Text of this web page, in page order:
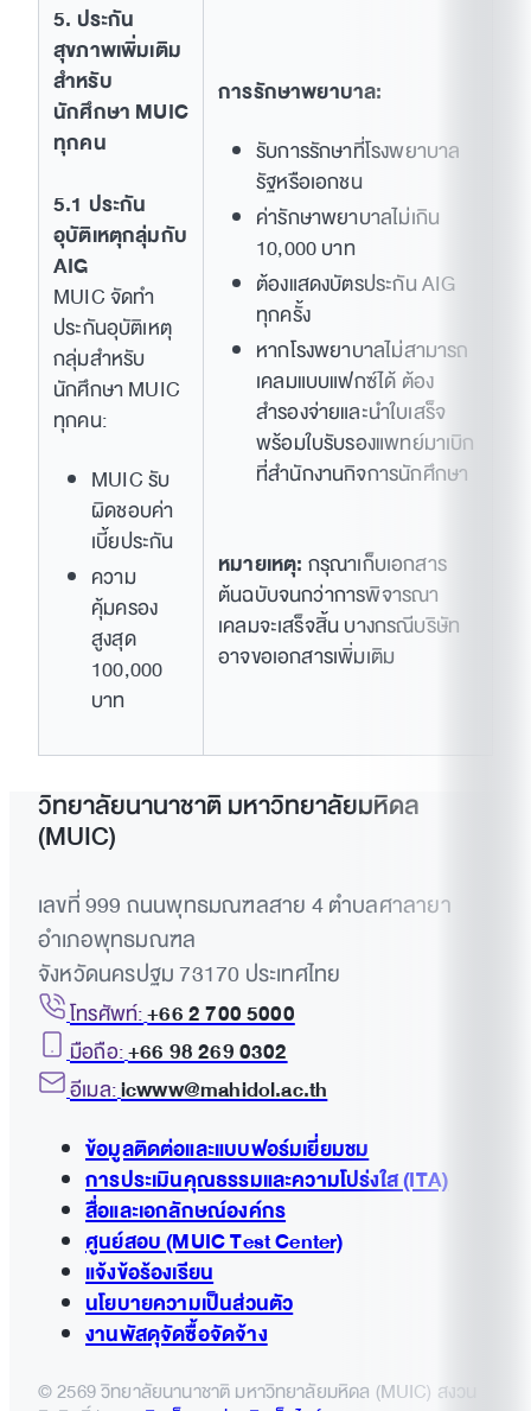
5. ประกัน
สุขภาพเพิ่มเติม
สำหรับ
นักศึกษา MUIC
ทุกคน
5.1 ประกัน
อุบัติเหตุกลุ่มกับ
AIG
MUIC จัดทำ
ประกันอุบัติเหตุ
กลุ่มสำหรับ
นักศึกษา MUIC
ทุกคน:
MUIC รับ
ผิดชอบค่า
เบี้ยประกัน
ความ
คุ้มครอง
สูงสุด
100,000
บาท
การรักษาพยาบาล:
รับการรักษาที่โรงพยาบาล
รัฐหรือเอกชน
ค่ารักษาพยาบาลไม่เกิน
10,000 บาท
ต้องแสดงบัตรประกัน AIG
ทุกครั้ง
หากโรงพยาบาลไม่สามารถ
เคลมแบบแฟกซ์ได้ ต้อง
สำรองจ่ายและนำใบเสร็จ
พร้อมใบรับรองแพทย์มาเบิก
ที่สำนักงานกิจการนักศึกษา
หมายเหตุ: กรุณาเก็บเอกสาร
ต้นฉบับจนกว่าการพิจารณา
เคลมจะเสร็จสิ้น บางกรณีบริษัท
อาจขอเอกสารเพิ่มเติม
วิทยาลัยนานาชาติ มหาวิทยาลัยมหิดล
(MUIC)
เลขที่ 999 ถนนพุทธมณฑลสาย 4 ตำบลศาลายา
อำเภอพุทธมณฑล
จังหวัดนครปฐม 73170 ประเทศไทย
โทรศัพท์:+66 2 700 5000
มือถือ:+66 98 269 0302
อีเมล:icwww@mahidol.ac.th
ข้อมูลติดต่อและแบบฟอร์มเยี่ยมชม
การประเมินคุณธรรมและความโปร่งใส (ITA)
สื่อและเอกลักษณ์องค์กร
ศูนย์สอบ (MUIC Test Center)
แจ้งข้อร้องเรียน
นโยบายความเป็นส่วนตัว
งานพัสดุจัดซื้อจัดจ้าง
© 2569 วิทยาลัยนานาชาติ มหาวิทยาลัยมหิดล (MUIC) สงวน